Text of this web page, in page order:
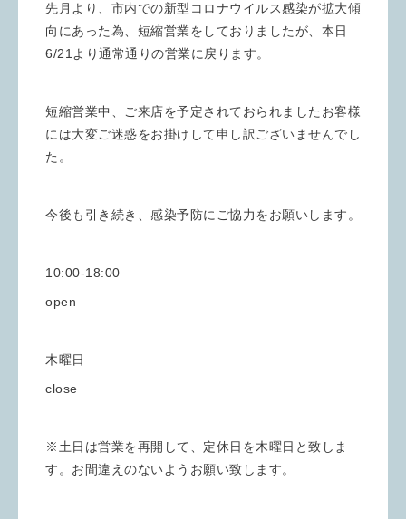
先月より、市内での新型コロナウイルス感染が拡大傾
向にあった為、短縮営業をしておりましたが、本日
6/21より通常通りの営業に戻ります。
短縮営業中、ご来店を予定されておられましたお客様
には大変ご迷惑をお掛けして申し訳ございませんでし
た。
今後も引き続き、感染予防にご協力をお願いします。
10:00-18:00
open
木曜日
close
※土日は営業を再開して、定休日を木曜日と致しま
す。お間違えのないようお願い致します。